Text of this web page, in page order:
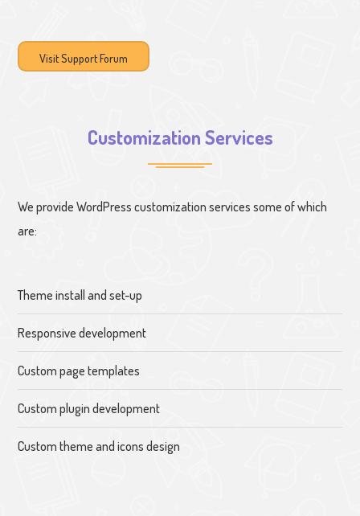
Visit Support Forum
Customization Services
We provide WordPress customization services some of which
are:
Theme install and set-up
Responsive development
Custom page templates
Custom plugin development
Custom theme and icons design